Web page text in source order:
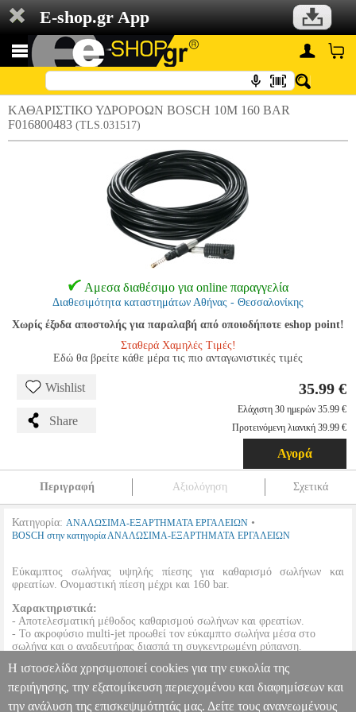
E-shop.gr App
ΚΑΘΑΡΙΣΤΙΚΟ ΥΔΡΟΡΟΩΝ BOSCH 10M 160 BAR
F016800483 (TLS.031517)
Αμεσα διαθέσιμο για online παραγγελία
Διαθεσιμότητα καταστημάτων Αθήνας - Θεσσαλονίκης
Χωρίς έξοδα αποστολής για παραλαβή από οποιοδήποτε eshop point!
Σταθερά Χαμηλές Τιμές!
Εδώ θα βρείτε κάθε μέρα τις πιο ανταγωνιστικές τιμές
Wishlist
Share
35.99 €
Ελάχιστη 30 ημερών 35.99 €
Προτεινόμενη λιανική 39.99 €
Αγορά
Περιγραφή Αξιολόγηση Σχετικά
Κατηγορία: ΑΝΑΛΩΣΙΜΑ-ΕΞΑΡΤΗΜΑΤΑ ΕΡΓΑΛΕΙΩΝ •
BOSCH στην κατηγορία ΑΝΑΛΩΣΙΜΑ-ΕΞΑΡΤΗΜΑΤΑ ΕΡΓΑΛΕΙΩΝ
Εύκαμπτος σωλήνας υψηλής πίεσης για καθαρισμό σωλήνων και
φρεατίων. Ονομαστική πίεση μέχρι και 160 bar.
Χαρακτηριστικά:
- Αποτελεσματική μέθοδος καθαρισμού σωλήνων και φρεατίων.
- Το ακροφύσιο multi-jet προωθεί τον εύκαμπτο σωλήνα μέσα στο
σωλήνα και ο αναδευτήρας διασπά τη συγκεντρωμένη ρύπανση.
100LL/110/120, UniversalAquatak, AdvancedAquatak, AQT 33-10, AQT
33-11, AQT 35-12, AQT 37-13, AQT 40-13, AQT 42-13, AQT 45-14 X.
Η ιστοσελίδα χρησιμοποιεί cookies για την ευκολία της
περιήγησης, την εξατομίκευση περιεχομένου και διαφημίσεων και
την ανάλυση της επισκεψιμότητάς μας. Δείτε τους ανανεωμένους